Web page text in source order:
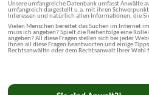
Unsere umfangreiche Datenbank umfasst Anwälte
umfangreich dargestellt u.a. mit ihren
Interessen und natürlich allen Informationen, die
Vielen Menschen bereitet das Suchen im Internet
muss ich angeben? Spielt die Reihenfolge eine
angeben? All diese Fragen stellen sich bei jeder
Ihnen all diese Fragen beantworten und einige
Rechtsanwältin oder dem Rechtsanwalt Ihrer Wahl